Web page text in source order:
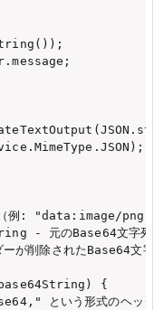
（例: "data:image/
- 元のBase64文字列
除されたBase64文
{
という形式のヘッダ